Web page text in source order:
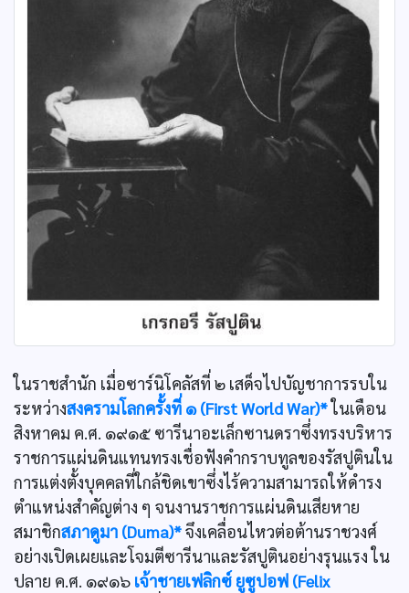
ในราชสำนัก เมื่อซาร์นิโคลัสที่ ๒ เสด็จไปบัญชาการรบใน
ระหว่างสงครามโลกครั้งที่ ๑ (First World War)*ในเดือน
สิงหาคม ค.ศ. ๑๙๑๕ ซารีนาอะเล็กซานดราซึ่งทรงบริหาร
ราชการแผ่นดินแทนทรงเชื่อฟังคำกราบทูลของรัสปูตินใน
การแต่งตั้งบุคคลที่ใกล้ชิดเขาซึ่งไร้ความสามารถให้ดำรง
ตำแหน่งสำคัญต่าง ๆ จนงานราชการแผ่นดินเสียหาย
สมาชิกสภาดูมา (Duma)*จึงเคลื่อนไหวต่อต้านราชวงศ์
อย่างเปิดเผยและโจมตีซารีนาและรัสปูตินอย่างรุนแรง ใน
ปลาย ค.ศ. ๑๙๑๖ เจ้าชายเฟลิกซ์ ยูซูปอฟ (Felix